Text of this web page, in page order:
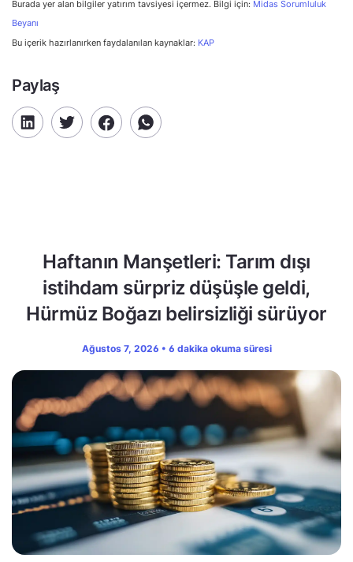
Burada yer alan bilgiler yatırım tavsiyesi içermez. Bilgi için: Midas Sorumluluk
Beyanı
Bu içerik hazırlanırken faydalanılan kaynaklar: KAP
Paylaş
Haftanın Manşetleri: Tarım dışı
istihdam sürpriz düşüşle geldi,
Hürmüz Boğazı belirsizliği sürüyor
Ağustos 7, 2026 • 6 dakika okuma süresi